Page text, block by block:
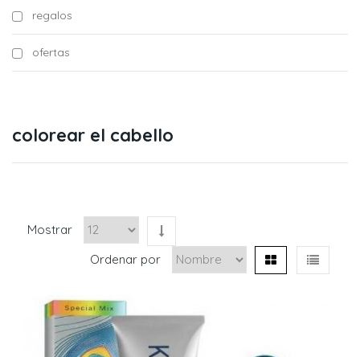
regalos
ofertas
colorear el cabello
Mostrar
Ordenar por